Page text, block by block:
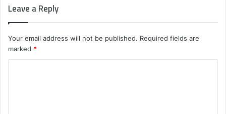
Leave a Reply
Your email address will not be published. Required fields are
marked *